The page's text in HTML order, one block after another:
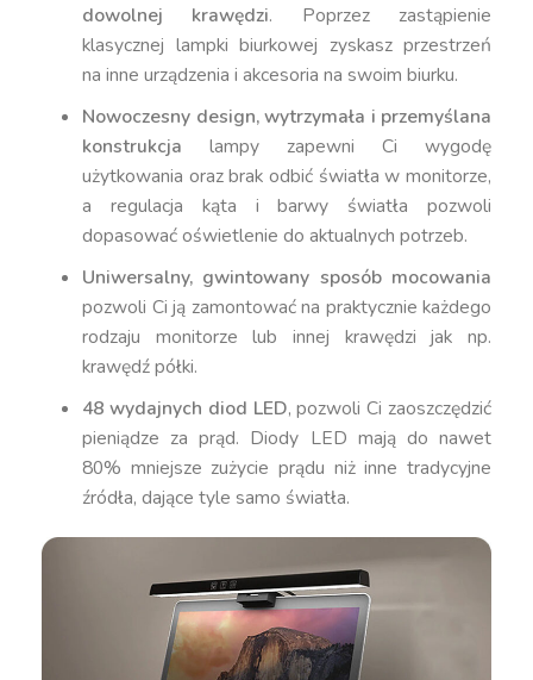
dowolnej krawędzi. Poprzez zastąpienie
klasycznej lampki biurkowej zyskasz przestrzeń
na inne urządzenia i akcesoria na swoim biurku.
Nowoczesny design, wytrzymała i przemyślana
konstrukcja lampy zapewni Ci wygodę
użytkowania oraz brak odbić światła w monitorze,
a regulacja kąta i barwy światła pozwoli
dopasować oświetlenie do aktualnych potrzeb.
Uniwersalny, gwintowany sposób mocowania
pozwoli Ci ją zamontować na praktycznie każdego
rodzaju monitorze lub innej krawędzi jak np.
krawędź półki.
48 wydajnych diod LED, pozwoli Ci zaoszczędzić
pieniądze za prąd. Diody LED mają do nawet
80% mniejsze zużycie prądu niż inne tradycyjne
źródła, dające tyle samo światła.